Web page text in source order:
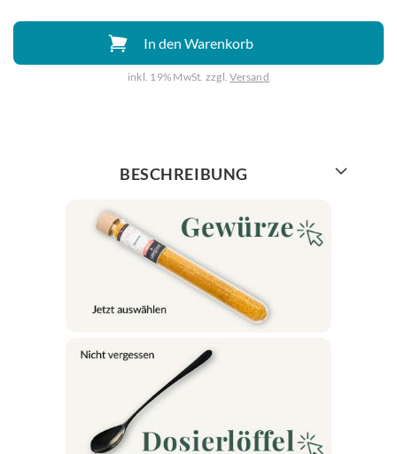
In den Warenkorb
inkl. 19% MwSt. zzgl.Versand
Weiter mit
BESCHREIBUNG